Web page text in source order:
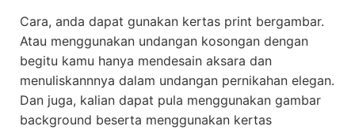
Cara, anda dapat gunakan kertas print bergambar.
Atau menggunakan undangan kosongan dengan
begitu kamu hanya mendesain aksara dan
menuliskannnya dalam undangan pernikahan elegan.
Dan juga, kalian dapat pula menggunakan gambar
background beserta menggunakan kertas